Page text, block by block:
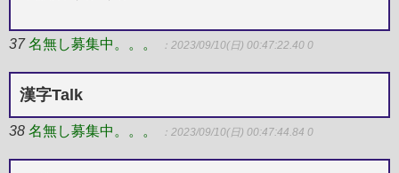
37 名無し募集中。。。 ：2023/09/10(日) 00:47:22.40 0
漢字Talk
38 名無し募集中。。。 ：2023/09/10(日) 00:47:44.84 0